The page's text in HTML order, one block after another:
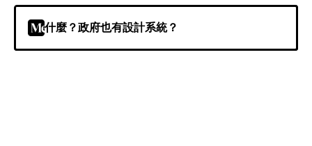
什麼？政府也有設計系統？